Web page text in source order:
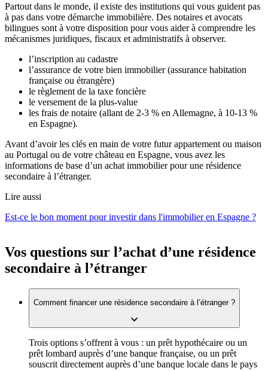
Partout dans le monde, il existe des institutions qui vous guident pas
à pas dans votre démarche immobilière. Des notaires et avocats
bilingues sont à votre disposition pour vous aider à comprendre les
mécanismes juridiques, fiscaux et administratifs à observer.
l’inscription au cadastre
l’assurance de votre bien immobilier (assurance habitation
française ou étrangère)
le règlement de la taxe foncière
le versement de la plus-value
les frais de notaire (allant de 2-3 % en Allemagne, à 10-13 %
en Espagne).
Avant d’avoir les clés en main de votre futur appartement ou maison
au Portugal ou de votre château en Espagne, vous avez les
informations de base d’un achat immobilier pour une résidence
secondaire à l’étranger.
Lire aussi
Est-ce le bon moment pour investir dans l'immobilier en Espagne ?
Vos questions sur l’achat d’une résidence
secondaire à l’étranger
Comment financer une résidence secondaire à l’étranger ?
Trois options s’offrent à vous : un prêt hypothécaire ou un
prêt lombard auprès d’une banque française, ou un prêt
souscrit directement auprès d’une banque locale dans le pays